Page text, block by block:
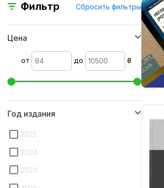
Фильтр Сбросить фильтры
Цена
от до ₴
Год издания
2025
2024
2023